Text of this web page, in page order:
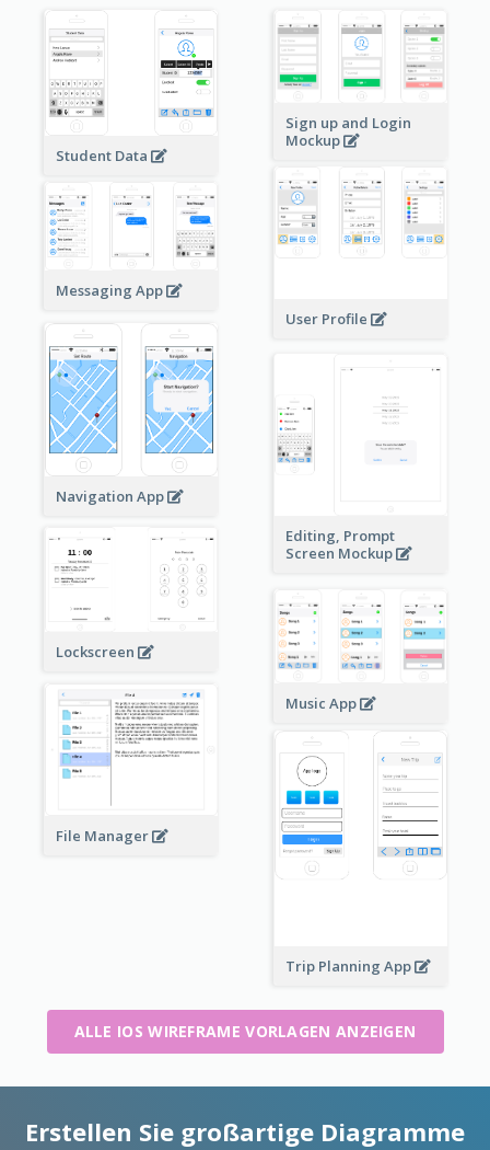
Student Data
Sign up and Login
Mockup
User Profile
Messaging App
Navigation App
Editing, Prompt
Screen Mockup
Lockscreen
Music App
File Manager
Trip Planning App
ALLE IOS WIREFRAME VORLAGEN ANZEIGEN
Erstellen Sie großartige Diagramme